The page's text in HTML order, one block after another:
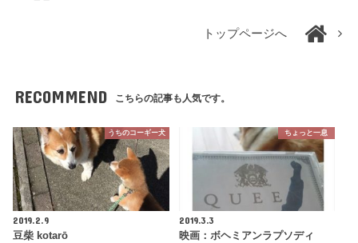
トップページへ
RECOMMEND こちらの記事も人気です。
うちのコーギー犬
2019.2.9
豆柴 kotarō
ちょっと一息
2019.3.3
映画：ボヘミアンラプソディ